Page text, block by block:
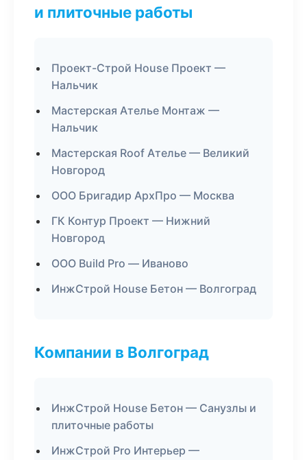
и плиточные работы
Проект-Строй House Проект —
Нальчик
Мастерская Ателье Монтаж —
Нальчик
Мастерская Roof Ателье — Великий
Новгород
ООО Бригадир АрхПро — Москва
ГК Контур Проект — Нижний
Новгород
ООО Build Pro — Иваново
ИнжСтрой House Бетон — Волгоград
Компании в Волгоград
ИнжСтрой House Бетон — Санузлы и
плиточные работы
ИнжСтрой Pro Интерьер —